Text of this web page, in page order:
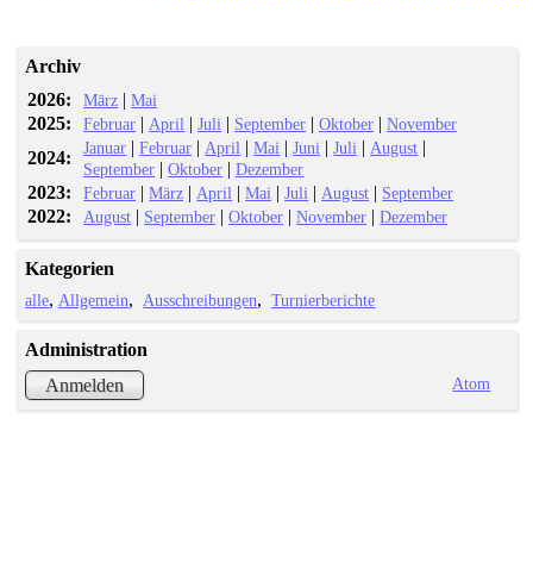
Archiv
2026:
März |Mai
2025: Februar |April |Juli September |Oktober |November
2024: Januar |Februar |April |Mai |Juni |Juli |August
September |Oktober |Dezember
2023: Februar |März |April |Mai |Juli |August September
2022: August September |Oktober |November |Dezember
Kategorien
alle Allgemein Ausschreibungen Turnierberichte
Administration
Anmelden
Atom